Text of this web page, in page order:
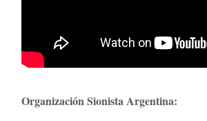
Organización Sionista Argentina: